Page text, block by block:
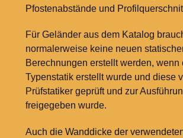
Pfostenabstände und
Für Geländer aus dem Katalog
normalerweise keine neuen
Berechnungen erstellt werden, wenn
Typenstatik erstellt wurde und diese
Prüfstatiker geprüft und zur
freigegeben wurde.
Auch die Wanddicke der